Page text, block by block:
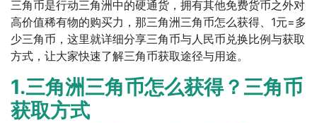
三角币是行动三角洲中的硬通货，拥有其他免费货币之外对
高价值稀有物的购买力，那三角洲三角币怎么获得、1元=多
少三角币，这里就详细分享三角币与人民币兑换比例与获取
方式，让大家快速了解三角币获取途径与用途。
1.三角洲三角币怎么获得？三角币
获取方式